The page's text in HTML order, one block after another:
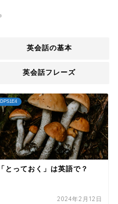
英会話の基本
英会話フレーズ
DPS1E4
「とっておく」は英語で？
2024年2月12日